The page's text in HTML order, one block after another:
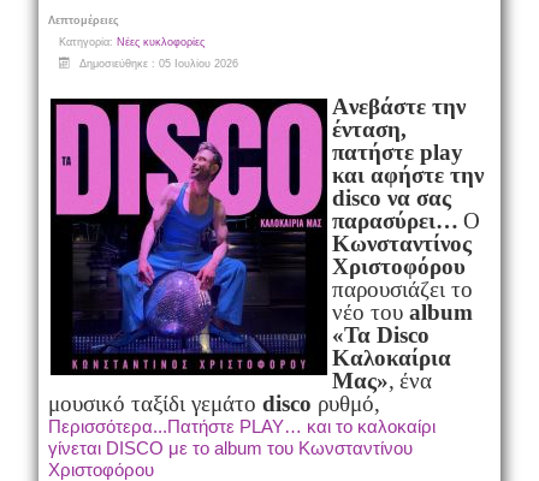
Λεπτομέρειες
Κατηγορία: Νέες κυκλοφορίες
Δημοσιεύθηκε : 05 Ιουλίου 2026
Aνεβάστε την
ένταση,
πατήστε play
και αφήστε την
disco να σας
παρασύρει… Ο
Κωνσταντίνος
Χριστοφόρου
παρουσιάζει το
νέο του album
«Τα Disco
Καλοκαίρια
Μας», ένα
μουσικό ταξίδι γεμάτο disco ρυθμό,
Περισσότερα...Πατήστε PLAY… και το καλοκαίρι
γίνεται DISCO με το album του Κωνσταντίνου
Χριστοφόρου